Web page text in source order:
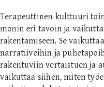
Terapeuttinen kulttuuri
monin eri tavoin ja
rakentamiseen. Se
narratiiveihin ja
rakentuviin vertaistuen ja
vaikuttaa siihen, miten